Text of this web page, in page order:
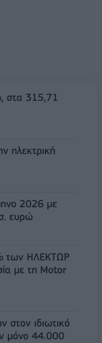
στα 315,71
ηλεκτρική
2026 με
ευρώ
των ΗΛΕΚΤΩΡ
με τη Motor
ιδιωτικό
μόνο 44.000